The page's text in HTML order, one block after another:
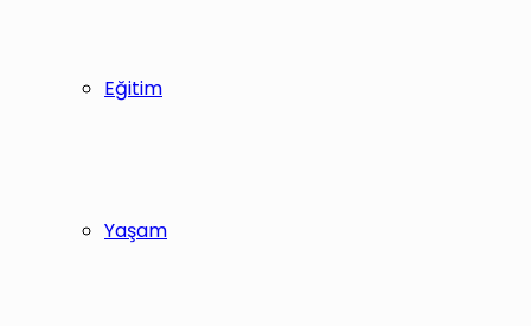
Eğitim
Yaşam